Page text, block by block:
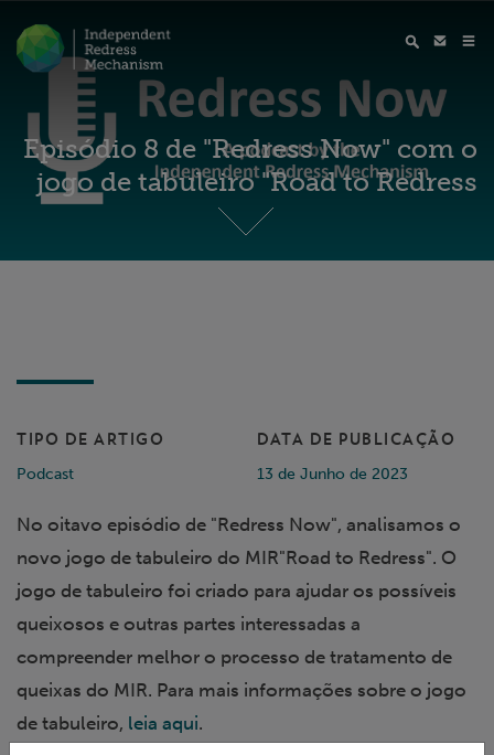
Episódio 8 de "Redress Now" com o
jogo de tabuleiro "Road to Redress
TIPO DE ARTIGO
Podcast
DATA DE PUBLICAÇÃO
13 de Junho de 2023
No oitavo episódio de "Redress Now", analisamos o
novo jogo de tabuleiro do MIR"Road to Redress". O
jogo de tabuleiro foi criado para ajudar os possíveis
queixosos e outras partes interessadas a
compreender melhor o processo de tratamento de
queixas do MIR. Para mais informações sobre o jogo
de tabuleiro, leia aqui.